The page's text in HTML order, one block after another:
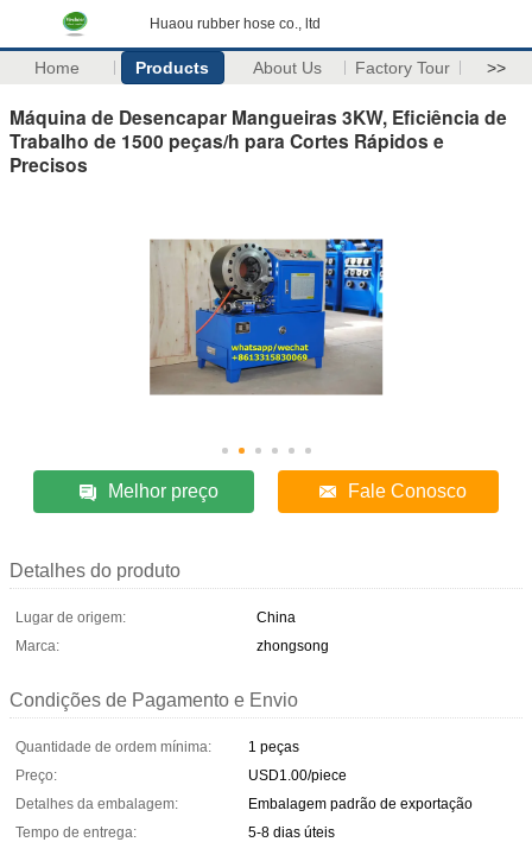
Huaou rubber hose co., ltd
Home Products About Us Factory Tour >>
Máquina de Desencapar Mangueiras 3KW, Eficiência de
Trabalho de 1500 peças/h para Cortes Rápidos e
Precisos
Melhor preço Fale Conosco
Detalhes do produto
Lugar de origem:
China
Marca:
zhongsong
Condições de Pagamento e Envio
Quantidade de ordem mínima:
1 peças
Preço:
USD1.00/piece
Detalhes da embalagem:
Embalagem padrão de exportação
Tempo de entrega:
5-8 dias úteis